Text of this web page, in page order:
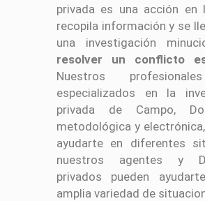
privada es una acción en
recopila información y se
una investigación
resolver un conflicto
Nuestros
especializados en la
privada de Campo,
metodológica y
ayudarte en diferentes
nuestros agentes y
privados pueden
amplia variedad de